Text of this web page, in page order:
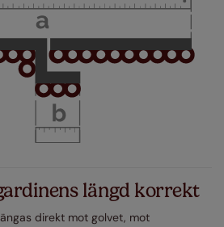
längd korrekt
direkt mot golvet, mot